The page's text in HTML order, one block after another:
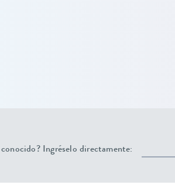
Ingréselo directamente: